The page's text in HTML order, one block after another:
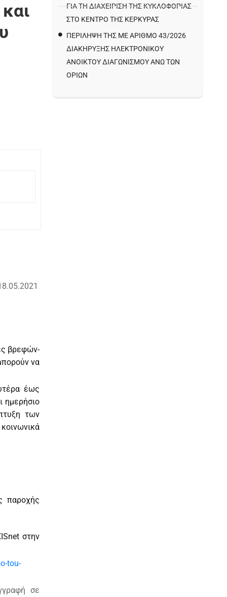
βρεφών-
να
έως
ημερήσιο
των
παροχής
στην
tou-
σε
ΓΙΑ ΤΗ ΔΙΑΧΕΊΡΙΣΗ ΤΗΣ ΚΥΚΛΟΦΟΡΊΑΣ
ΣΤΟ ΚΈΝΤΡΟ ΤΗΣ ΚΈΡΚΥΡΑΣ
ΠΕΡΙΛΗΨΗ ΤΗΣ ΜΕ ΑΡΙΘΜΟ 43/2026
ΔΙΑΚΗΡΥΞΗΣ ΗΛΕΚΤΡΟΝΙΚΟΥ
ΑΝΟΙΚΤΟΥ ΔΙΑΓΩΝΙΣΜΟΥ ΑΝΩ ΤΩΝ
ΟΡΙΩΝ